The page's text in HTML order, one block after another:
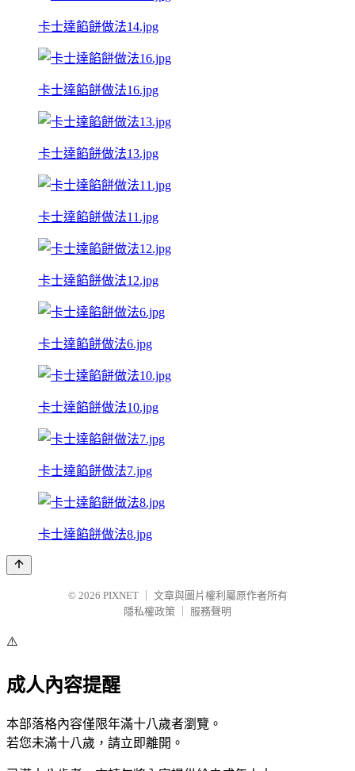
卡士達餡餅做法14.jpg
卡士達餡餅做法16.jpg
卡士達餡餅做法13.jpg
卡士達餡餅做法11.jpg
卡士達餡餅做法12.jpg
卡士達餡餅做法6.jpg
卡士達餡餅做法10.jpg
卡士達餡餅做法7.jpg
卡士達餡餅做法8.jpg
© 2026 PIXNET
文章與圖片權利屬原作者所有
隱私權政策
服務聲明
⚠️
成人內容提醒
本部落格內容僅限年滿十八歲者瀏覽。
若您未滿十八歲，請立即離開。